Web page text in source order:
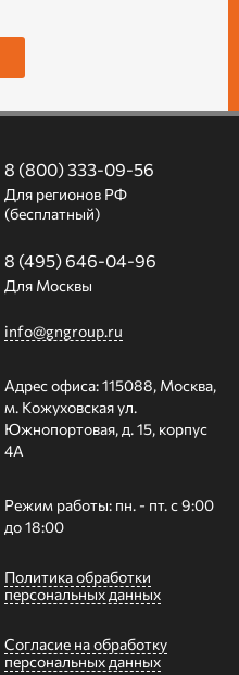
8 (800) 333-09-56
Для регионов РФ
(бесплатный)
8 (495) 646-04-96
Для Москвы
info@gngroup.ru
Адрес офиса: 115088, Москва,
м. Кожуховская ул.
Южнопортовая, д. 15, корпус
4А
Режим работы: пн. - пт. с 9:00
до 18:00
Политика обработки
персональных данных
Согласие на обработку
персональных данных